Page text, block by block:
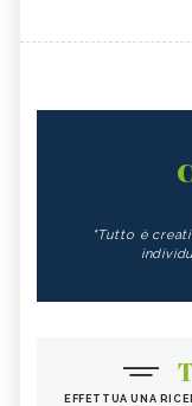
"Tutto è
EFFETTUA UNA